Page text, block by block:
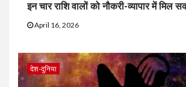
इन चार राशि वालों को नौकरी-व्यापार में मिल
April 16, 2026
देश-दुनिया